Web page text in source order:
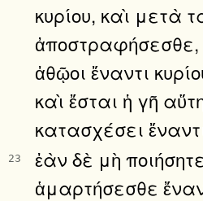
κυρίου, καὶ μετὰ
ἀποστραφήσεσθε,
ἀθῷοι ἔναντι
καὶ ἔσται ἡ γῆ
κατασχέσει
23
ἐὰν δὲ μὴ
ἁμαρτήσεσθε